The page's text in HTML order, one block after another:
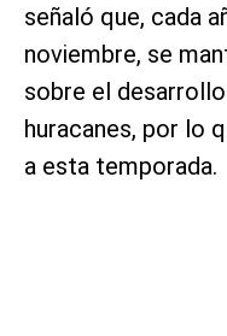
señaló que, cada
noviembre, se
sobre el
huracanes, por lo
a esta temporada.